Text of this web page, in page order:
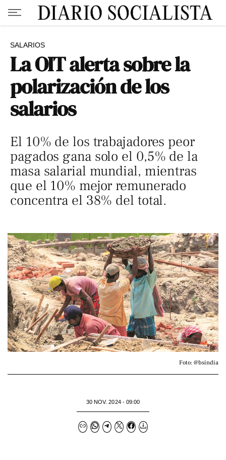
SALARIOS
La OIT alerta sobre la
polarización de los
salarios
El 10% de los trabajadores peor
pagados gana solo el 0,5% de la
masa salarial mundial, mientras
que el 10% mejor remunerado
concentra el 38% del total.
Foto: @bsindia
30 NOV. 2024 - 09:00